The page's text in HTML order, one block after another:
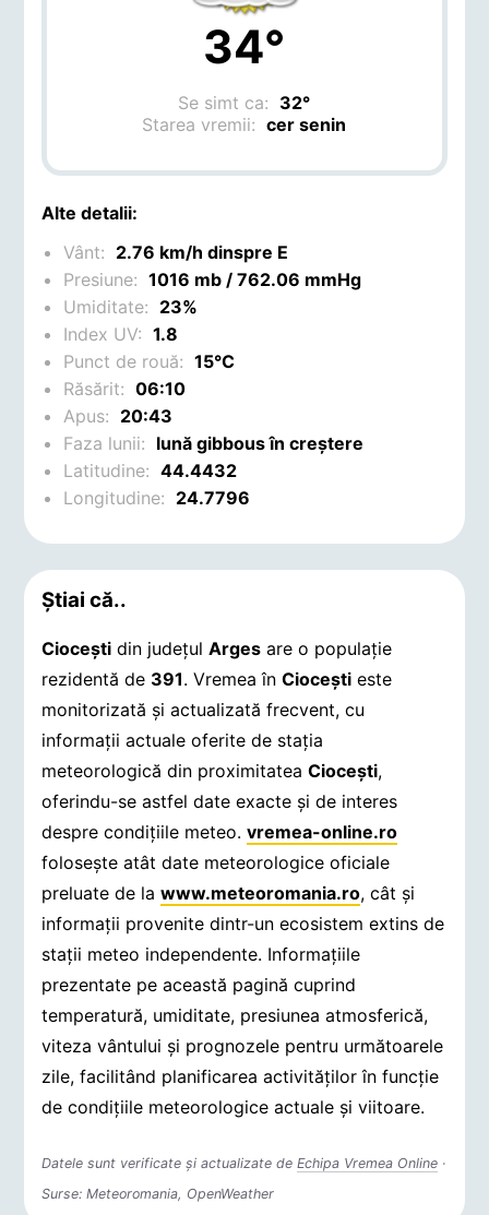
34°
Se simt ca: 32°
Starea vremii:cer senin
Alte detalii:
Vânt: 2.76 km/h dinspre E
Presiune:1016 mb / 762.06 mmHg
Umiditate: 23%
Index UV:1.8
Punct de rouă:15°C
Răsărit:06:10
Apus: 20:43
Faza lunii: lună gibbous în creștere
Latitudine:44.4432
Longitudine: 24.7796
Știai că..
Cioceşti din județulArges are o populație
rezidentă de 391. Vremea înCioceşti este
monitorizată și actualizată frecvent, cu
informații actuale oferite de stația
meteorologică din proximitateaCioceşti,
oferindu-se astfel date exacte și de interes
despre condițiile meteo.vremea-online.ro
folosește atât date meteorologice oficiale
preluate de lawww.meteoromania.ro, cât și
informații provenite dintr-un ecosistem extins de
stații meteo independente. Informațiile
prezentate pe această pagină cuprind
temperatură, umiditate, presiunea atmosferică,
viteza vântului și prognozele pentru următoarele
zile, facilitând planificarea activităților în funcție
de condițiile meteorologice actuale și viitoare.
Datele sunt verificate și actualizate deEchipa Vremea Online ·
Surse: Meteoromania, OpenWeather